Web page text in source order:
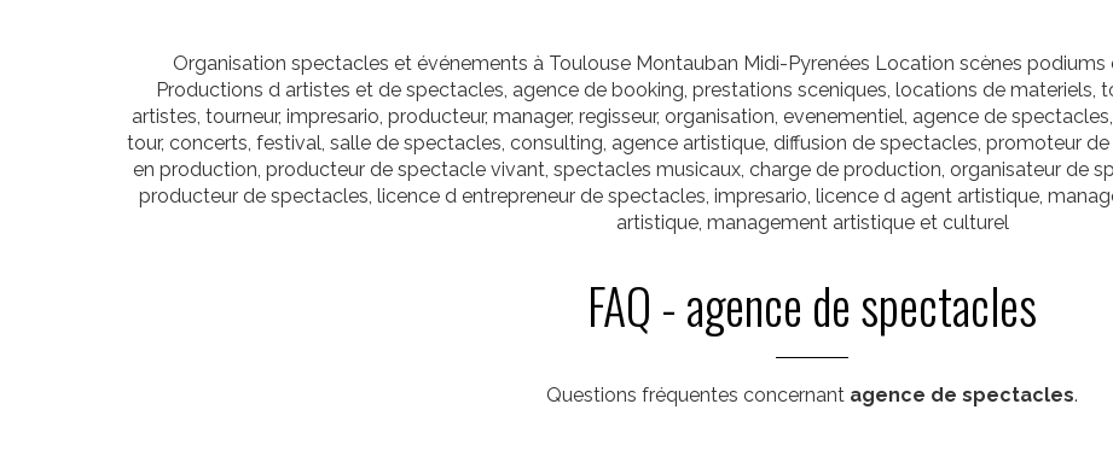
Organisation spectacles et événements à Toulouse Montauban Midi-Pyrenées Location scènes podiums
Productions d artistes et de spectacles, agence de booking, prestations sceniques, locations de materiels,
artistes, tourneur, impresario, producteur, manager, regisseur, organisation, evenementiel, agence de
tour, concerts, festival, salle de spectacles, consulting, agence artistique, diffusion de spectacles, promoteur
en production, producteur de spectacle vivant, spectacles musicaux, charge de production, organisateur de
producteur de spectacles, licence d entrepreneur de spectacles, impresario, licence d agent artistique,
artistique, management artistique et culturel
FAQ - agence de spectacles
Questions fréquentes concernant agence de spectacles.